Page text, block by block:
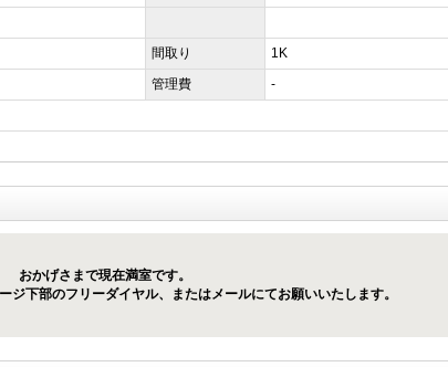
間取り
1K
管理費
-
おかげさまで現在満室です。
ジ下部のフリーダイヤル、またはメールにてお願いいたします。